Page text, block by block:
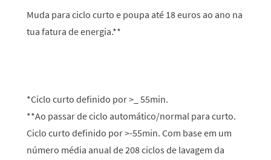
Muda para ciclo curto e poupa até 18 euros ao ano na
tua fatura de energia.**
*Ciclo curto definido por >_ 55min.
**Ao passar de ciclo automático/normal para curto.
Ciclo curto definido por >-55min. Com base em um
número média anual de 208 ciclos de lavagem da